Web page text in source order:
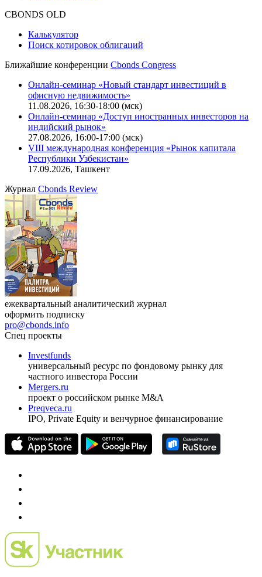
CBONDS OLD
Калькулятор
Поиск котировок облигаций
Ближайшие конференции Cbonds Congress
Онлайн-семинар «Новый стандарт инвестиций в
офисную недвижимость»
11.08.2026, 16:30-18:00 (мск)
Онлайн-семинар «Доступ иностранных инвесторов на
индийский рынок»
27.08.2026, 16:00-17:00 (мск)
VIII международная конференция «Рынок капитала
Республики Узбекистан»
17.09.2026, Ташкент
Журнал Cbonds Review
ежеквартальный аналитический журнал
оформить подписку
pro@cbonds.info
Спец проекты
Investfunds
универсальный ресурс по фондовому рынку для
частного инвестора России
Mergers.ru
проект о российском рынке M&A
Preqveca.ru
IPO, Private Equity и венчурное финансирование